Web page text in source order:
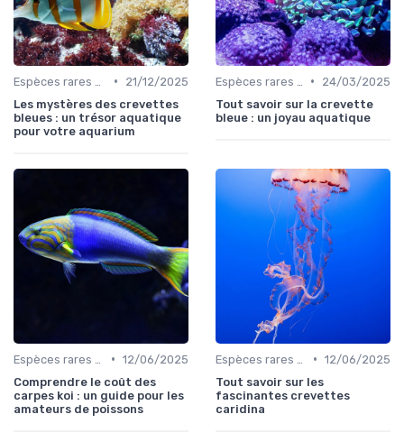
•
21/12/2025
Les mystères des crevettes
bleues : un trésor aquatique
pour votre aquarium
•
24/03/2025
Tout savoir sur la crevette
bleue : un joyau aquatique
• 12/06/2025
Comprendre le coût des
carpes koi : un guide pour les
amateurs de poissons
• 12/06/2025
Tout savoir sur les
fascinantes crevettes
caridina